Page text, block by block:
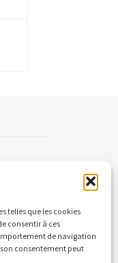
telles que les cookies
consentir à ces
de navigation
son consentement peut